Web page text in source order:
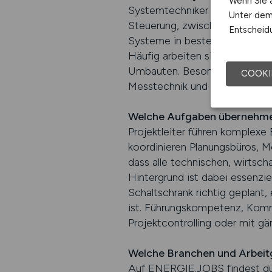
Systemtechniker
Steuerung, zwischen Mensch
Systeme in bestehende
Häufig arbeiten sie auch in
Umbauten. Besonders
Messtechnik und
Welche Aufgaben
Projektleiter führen
koordinieren Planungsbüros,
dass alle technischen,
Hintergrund ist dabei
Schaltschrank richtig
ist. Führungskompetenz,
Projektcontrolling oder mit
Welche Branchen und
Auf ENERGIE.JOBS findest
Unter